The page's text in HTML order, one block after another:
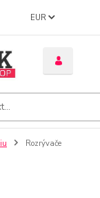
EUR
Rozrývače